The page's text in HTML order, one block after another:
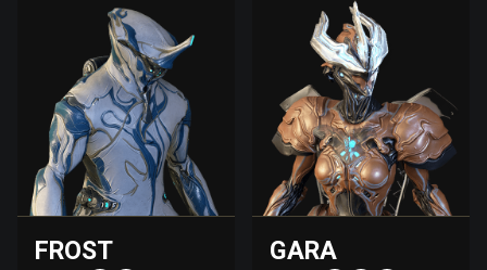
FROST GARA